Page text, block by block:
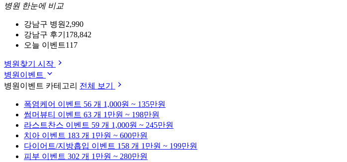
병원 한눈에 비교
강남구 병원 2,990
강남구 후기 178,842
오늘 이벤트117
병원찾기 시작
병원이벤트
병원이벤트 카테고리 전체 보기
폭염케어 이벤트 56 개 1,000원 ~ 135만원
썸머뷰티 이벤트 63 개 1만원 ~ 198만원
라스트찬스 이벤트 59 개 1,000원 ~ 245만원
치아 이벤트 183 개 1만원 ~ 600만원
다이어트/지방흡입 이벤트 158 개 1만원 ~ 199만원
피부 이벤트 302 개 1만원 ~ 280만원